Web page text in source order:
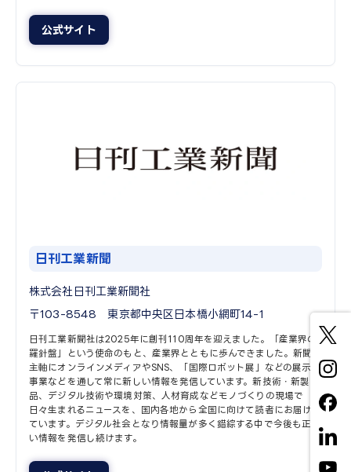
公式サイト
日刊工業新聞
株式会社日刊工業新聞社
〒103-8548 東京都中央区日本橋小網町14-1
日刊工業新聞社は2025年に創刊110周年を迎えました。「産業界の
羅針盤」という使命のもと、産業界とともに歩んできました。新聞を
主軸にオンラインメディアやSNS、「国際ロボット展」などの展示会
事業などを通して常に新しい情報を発信しています。新技術・新製
品、デジタル技術や環境対策、人材育成などモノづくりの現場で
日々生まれるニュースを、国内各地から全国に向けて読者にお届けし
ています。デジタル社会となり情報量が多く錯綜する中で今後も正し
い情報を発信し続けます。